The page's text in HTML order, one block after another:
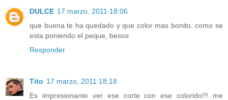
DULCE 17 marzo, 2011 18:06
que buena te ha quedado y que color mas bonito, como se
esta poniendo el peque, besos
Responder
Tito 17 marzo, 2011 18:18
Es impresionante ver ese corte con ese colorido!!! me